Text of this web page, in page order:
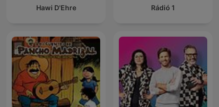
Hawi D'Ehre Rádió 1